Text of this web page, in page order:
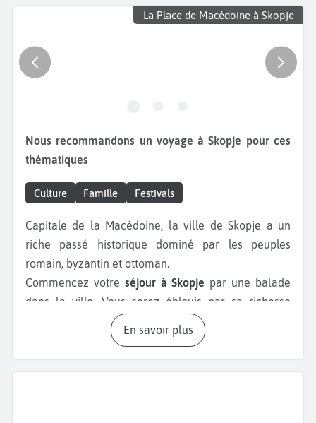
La Place de Macédoine à Skopje
Nous recommandons un voyage à Skopje pour ces
thématiques
Culture Famille Festivals
Capitale de la Macédoine, la ville de Skopje a un
riche passé historique dominé par les peuples
romain, byzantin et ottoman.
Commencez votre séjour à Skopje par une balade
dans la ville. Vous serez éblouis par sa richesse
architecturale en commençant par la
. Symbole de la ville, elle se trouve dans la
vieille-ville et date de l'antiquité. Son rôle consistait
En savoir plus